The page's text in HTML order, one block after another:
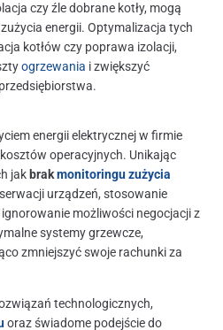
czy źle dobrane kotły, mogą
energii. Optymalizacja tych
kotłów czy poprawa izolacji,
ogrzewania i zwiększyć
energii elektrycznej w firmie
operacyjnych. Unikając
jak brakmonitoringu zużycia
urządzeń, stosowanie
możliwości negocjacji z
systemy grzewcze,
zmniejszyć swoje rachunki za
technologicznych,
oraz świadome podejście do